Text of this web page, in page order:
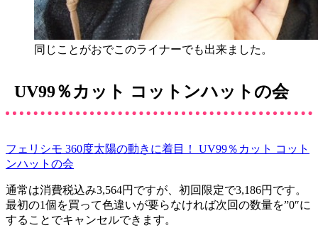
同じことがおでこのライナーでも出来ました。
UV99％カット コットンハットの会
フェリシモ 360度太陽の動きに着目！ UV99％カット コット
ンハットの会
通常は消費税込み3,564円ですが、初回限定で3,186円です。
最初の1個を買って色違いが要らなければ次回の数量を”0″に
することでキャンセルできます。